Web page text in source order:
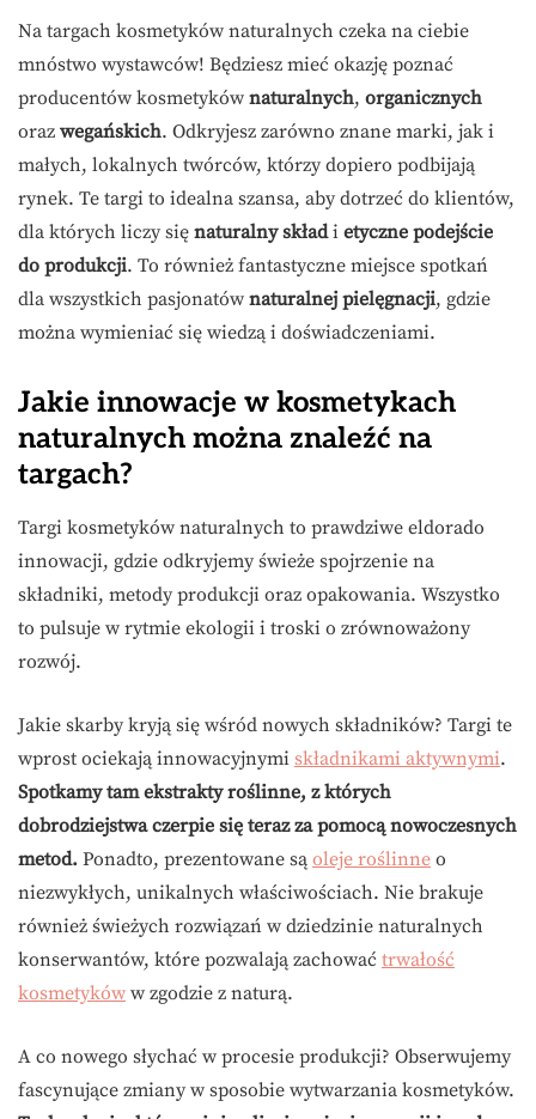
Na targach kosmetyków naturalnych czeka na ciebie
mnóstwo wystawców! Będziesz mieć okazję poznać
producentów kosmetyków naturalnych, organicznych
oraz wegańskich. Odkryjesz zarówno znane marki, jak i
małych, lokalnych twórców, którzy dopiero podbijają
rynek. Te targi to idealna szansa, aby dotrzeć do klientów,
dla których liczy się naturalny składi etyczne podejście
do produkcji. To również fantastyczne miejsce spotkań
dla wszystkich pasjonatów naturalnej pielęgnacji, gdzie
można wymieniać się wiedzą i doświadczeniami.
Jakie innowacje w kosmetykach
naturalnych można znaleźć na
targach?
Targi kosmetyków naturalnych to prawdziwe eldorado
innowacji, gdzie odkryjemy świeże spojrzenie na
składniki, metody produkcji oraz opakowania. Wszystko
to pulsuje w rytmie ekologii i troski o zrównoważony
rozwój.
Jakie skarby kryją się wśród nowych składników? Targi te
wprost ociekają innowacyjnymi składnikami aktywnymi.
Spotkamy tam ekstrakty roślinne, z których
dobrodziejstwa czerpie się teraz za pomocą nowoczesnych
metod. Ponadto, prezentowane są oleje roślinne o
niezwykłych, unikalnych właściwościach. Nie brakuje
również świeżych rozwiązań w dziedzinie naturalnych
konserwantów, które pozwalają zachować trwałość
kosmetyków w zgodzie z naturą.
A co nowego słychać w procesie produkcji? Obserwujemy
fascynujące zmiany w sposobie wytwarzania kosmetyków.